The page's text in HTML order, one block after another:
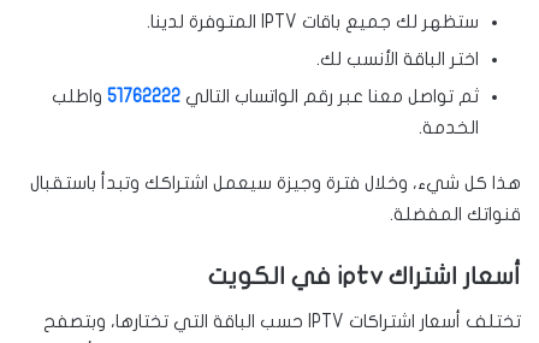
ستظهر لك جميع باقات IPTV المتوفرة لدينا.
اختر الباقة الأنسب لك.
ثم تواصل معنا عبر رقم الواتساب التالي 51762222 واطلب
الخدمة.
هذا كل شيء، وخلال فترة وجيزة سيعمل اشتراكك وتبدأ باستقبال
قنواتك المفضلة.
أسعار اشتراك iptv في الكويت
تختلف أسعار اشتراكات IPTV حسب الباقة التي تختارها، وبتصفح